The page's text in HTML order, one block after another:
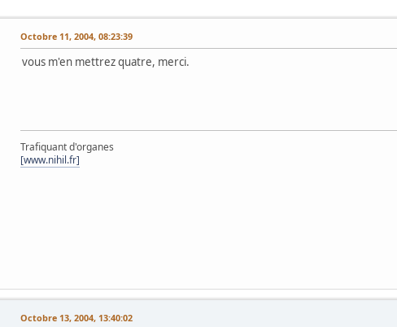
Octobre 11, 2004, 08:23:39
vous m'en mettrez quatre, merci.
Trafiquant d'organes
[www.nihil.fr]
Octobre 13, 2004, 13:40:02